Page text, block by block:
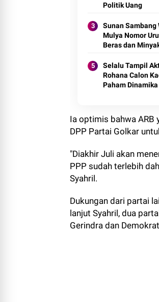
Politik Uang
Sunan Sambang
Mulya Nomor
Beras dan
Selalu Tampil
Rohana Calon
Paham
Ia optimis bahwa ARB
DPP Partai Golkar
"Diakhir Juli akan
PPP sudah terlebih
Syahril.
Dukungan dari partai
lanjut Syahril, dua
Gerindra dan